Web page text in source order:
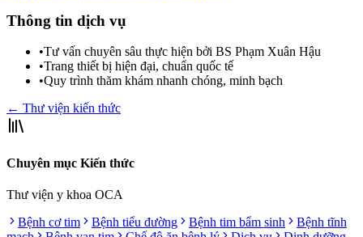
Thông tin dịch vụ
•Tư vấn chuyên sâu thực hiện bởi BS Phạm Xuân Hậu
•Trang thiết bị hiện đại, chuẩn quốc tế
•Quy trình thăm khám nhanh chóng, minh bạch
← Thư viện kiến thức
Chuyên mục Kiến thức
Thư viện y khoa OCA
Bệnh cơ tim
Bệnh tiểu đường Bệnh tim bẩm sinh
Bệnh tĩnh